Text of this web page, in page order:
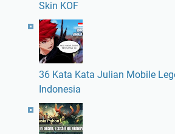
Skin KOF
36 Kata Kata Julian Mobile
Indonesia